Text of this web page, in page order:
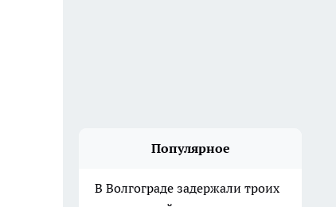
Популярное
В Волгограде задержали троих